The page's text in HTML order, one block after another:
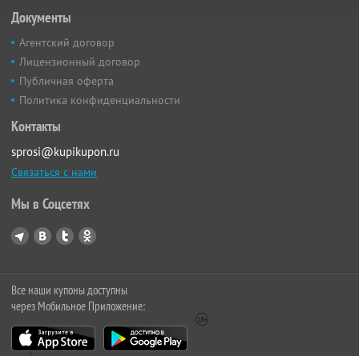
Документы
Агентский договор
Лицензионный договор
Публичная оферта
Политика конфиденциальности
Контакты
sprosi@kupikupon.ru
Связаться с нами
Мы в Соцсетях
Все наши купоны доступны
через Мобильное Приложение: